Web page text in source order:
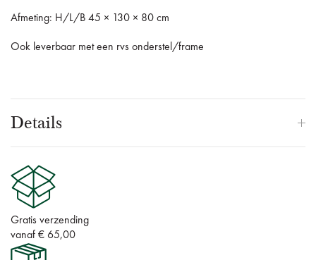
Afmeting: H/L/B 45 × 130 × 80 cm
Ook leverbaar met een rvs onderstel/frame
Details
Gratis verzending
vanaf € 65,00